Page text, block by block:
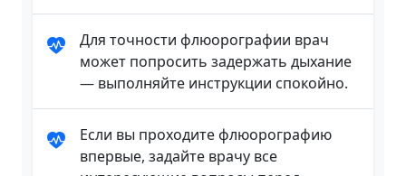
Для точности флюорографии врач
может попросить задержать дыхание
— выполняйте инструкции спокойно.
Если вы проходите флюорографию
впервые, задайте врачу все